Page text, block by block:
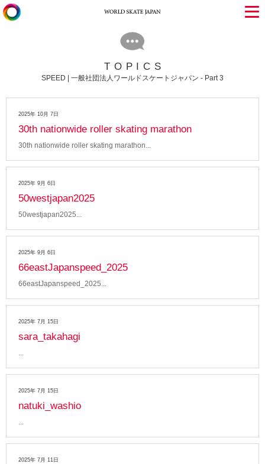
TOPICS
SPEED | 一般社団法人ワールドスケートジャパン - Part 3
2025年 10月 7日
30th nationwide roller skating marathon
30th nationwide roller skating marathon
2025年 9月 6日
50westjapan2025
50westjapan2025
2025年 9月 6日
66eastJapanspeed_2025
66eastJapanspeed_2025
2025年 7月 15日
sara_takahagi
2025年 7月 15日
natuki_washio
2025年 7月 11日